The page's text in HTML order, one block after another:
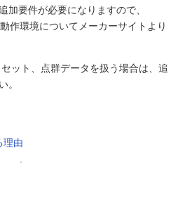
加要件が必要になりますので、
作環境についてメーカーサイトより
ット、点群データを扱う場合は、追
。
理由